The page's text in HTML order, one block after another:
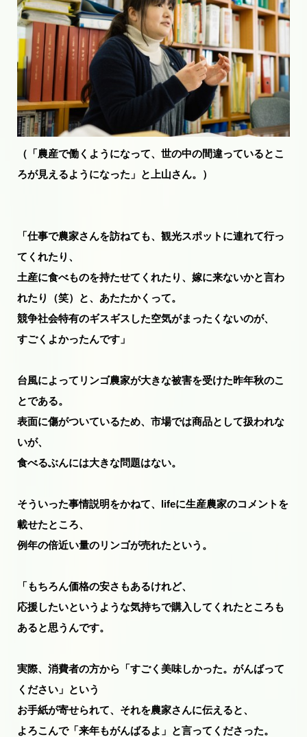
（「農産で働くようになって、世の中の間違っているとこ
ろが見えるようになった」と上山さん。）
「仕事で農家さんを訪ねても、観光スポットに連れて行っ
てくれたり、
土産に食べものを持たせてくれたり、嫁に来ないかと言わ
れたり（笑）と、あたたかくって。
競争社会特有のギスギスした空気がまったくないのが、
すごくよかったんです」
台風によってリンゴ農家が大きな被害を受けた昨年秋のこ
とである。
表面に傷がついているため、市場では商品として扱われな
いが、
食べるぶんには大きな問題はない。
そういった事情説明をかねて、lifeに生産農家のコメントを
載せたところ、
例年の倍近い量のリンゴが売れたという。
「もちろん価格の安さもあるけれど、
応援したいというような気持ちで購入してくれたところも
あると思うんです。
実際、消費者の方から「すごく美味しかった。がんばって
ください」という
お手紙が寄せられて、それを農家さんに伝えると、
よろこんで「来年もがんばるよ」と言ってくださった。